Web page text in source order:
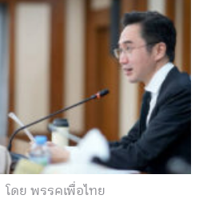
โดย พรรคเพื่อไทย